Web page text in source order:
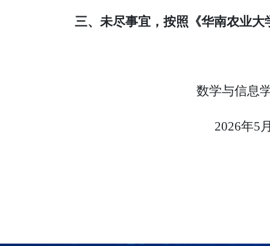
三、未尽事宜，按照《华南农业大
数学与信息学
2026年5